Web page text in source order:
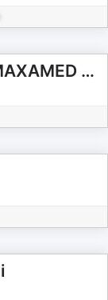
TAFSIIRKA QURAN SH. MAXAMED SH.CUMAR DIRIR